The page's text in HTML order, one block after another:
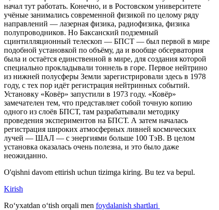
начал тут работать. Конечно, и в Ростовском университете
учёные занимались современной физикой по целому ряду
направлений — лазерная физика, радиофизика, физика
полупроводников. Но Баксанский подземный
сцинтилляционный телескоп — БПСТ — был первой в мире
подобной установкой по объёму, да и вообще обсерватория
была и остаётся единственной в мире, для создания которой
специально прокладывали тоннель в горе. Первое нейтрино
из нижней полусферы Земли зарегистрировали здесь в 1978
году, с тех пор идёт регистрация нейтринных событий.
Установку «Ковёр» запустили в 1973 году. «Ковёр»
замечателен тем, что представляет собой точную копию
одного из слоёв БПСТ, там разрабатывали методику
проведения экспериментов на БПСТ. А затем началась
регистрация широких атмосферных ливней космических
лучей — ШАЛ — с энергиями больше 100 ТэВ. В целом
установка оказалась очень полезна, и это было даже
неожиданно.
O'qishni davom ettirish uchun tizimga kiring. Bu tez va bepul.
Kirish
Roʻyxatdan oʻtish orqali men foydalanish shartlari